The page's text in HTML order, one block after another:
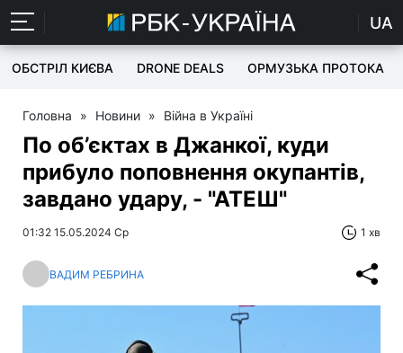
UA
ОБСТРІЛ КИЄВА DRONE DEALS ОРМУЗЬКА ПРОТОКА
Головна » Новини » Війна в Україні
По об’єктах в Джанкої, куди
прибуло поповнення окупантів,
завдано удару, - "АТЕШ"
01:32 15.05.2024 Ср 1 хв
ВАДИМ РЕБРИНА